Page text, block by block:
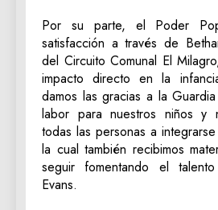
‎Por su parte, el Poder
satisfacción a través de
del Circuito Comunal El
impacto directo en la
damos las gracias a la
labor para nuestros niños y
todas las personas a
la cual también recibimos
seguir fomentando el
Evans.